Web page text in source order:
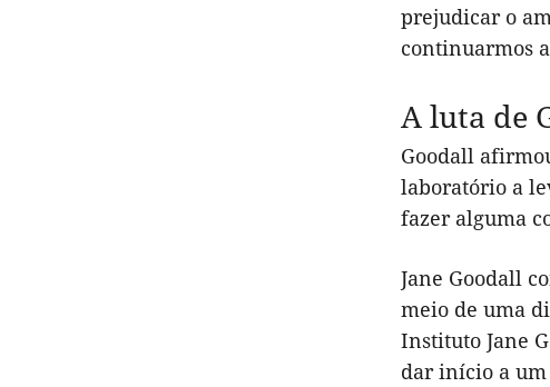
prejudicar o
continuarmos
A luta de
Goodall
laboratório a
fazer alguma
Jane Goodall
meio de uma
Instituto Jane
dar início a um